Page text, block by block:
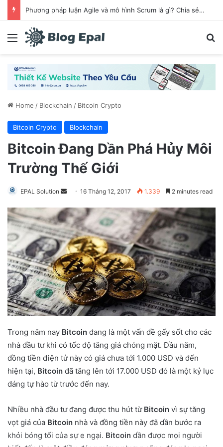
Phương pháp luận Agile và mô hình Scrum là gì? Chia sẻ cách làm việc hiệu quả khi ứng dụng Scrum
Menu
Home / Blockchain / Bitcoin Crypto
Bitcoin Crypto Blockchain
Bitcoin Đang Dần Phá Hủy Môi
Trường Thế Giới
EPAL Solution
n
d
a
n
e
m
a
i
l
16 Tháng 12, 2017 1.339 2 minutes read
Trong năm nay Bitcoin đang là một vấn đề gấy sốt cho các
nhà đầu tư khi có tốc độ tăng giá chóng mặt. Đầu năm,
đồng tiền điện tử này có giá chưa tới 1.000 USD và đến
hiện tại, Bitcoin đã tăng lên tới 17.000 USD đó là một kỷ lục
đáng tự hào từ trước đến nay.
Nhiều nhà đầu tư đang được thu hút từ Bitcoin vì sự tăng
vọt giá của Bitcoin nhà và đồng tiền này đã dần bước ra
khỏi bóng tối của sự e ngại. Bitcoin dần được mọi người